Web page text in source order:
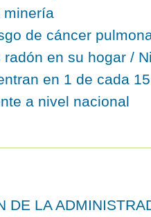
minería
de cáncer
radón en su hogar /
en 1 de cada
a nivel nacional
DE LA